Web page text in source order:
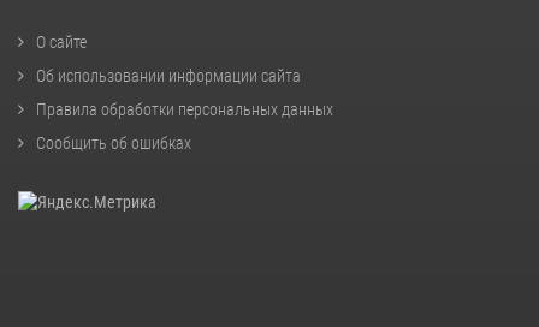
О сайте
Об использовании информации сайта
Правила обработки персональных данных
Сообщить об ошибках